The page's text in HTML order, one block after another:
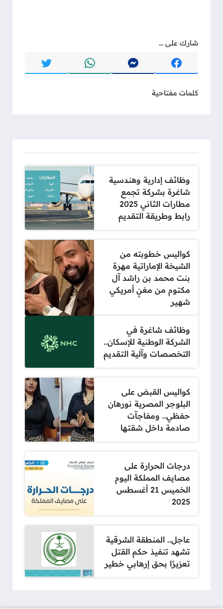
شارك على ...
كلمات مفتاحية
وظائف إدارية وهندسية
شاغرة بشركة تجمع
مطارات الثاني 2025
رابط وطريقة التقديم
كواليس خطوبته من
الشيخة الإماراتية مهرة
بنت محمد بن راشد آل
مكتوم من مغنٍ أمريكي
شهير
وظائف شاغرة في
الشركة الوطنية للإسكان..
التخصصات وآلية التقديم
كواليس القبض على
البلوجر المصرية نورهان
حفظي.. ومفاجآت
صادمة داخل شقتها
درجات الحرارة على
مصايف المملكة اليوم
الخميس 21 أغسطس
2025
عاجل.. المنطقة الشرقية
تشهد تنفيذ حكم القتل
تعزيرًا بحق إرهابي خطير